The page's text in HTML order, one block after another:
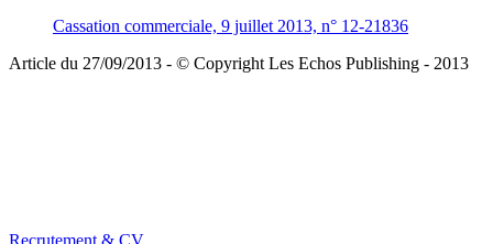
Cassation commerciale, 9 juillet 2013, n° 12-21836
Article du 27/09/2013 - © Copyright Les Echos Publishing - 2013